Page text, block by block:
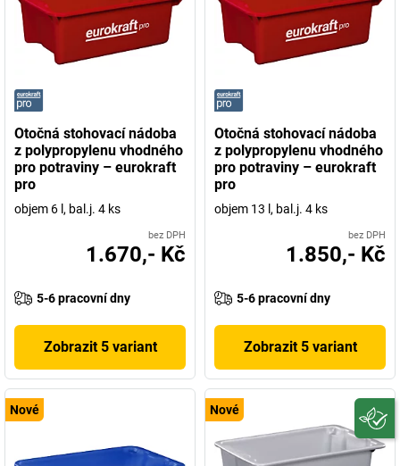
Otočná stohovací nádoba
z polypropylenu vhodného
pro potraviny – eurokraft
pro
objem 6 l, bal.j. 4 ks
bez DPH
1.670,- Kč
5-6 pracovní dny
Zobrazit 5 variant
Otočná stohovací nádoba
z polypropylenu vhodného
pro potraviny – eurokraft
pro
objem 13 l, bal.j. 4 ks
bez DPH
1.850,- Kč
5-6 pracovní dny
Zobrazit 5 variant
Nové Nové